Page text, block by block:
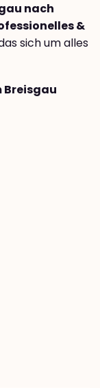
nach
&
sich um alles
Breisgau